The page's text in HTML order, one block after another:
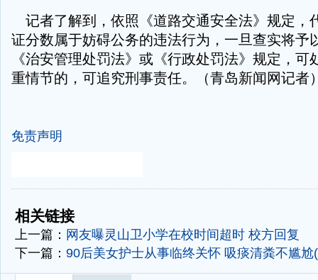
记者了解到，依照《道路交通安全法》规定，
证分数属于妨碍公务的违法行为，一旦查实将予
《治安管理处罚法》或《行政处罚法》规定，可
重情节的，可追究刑事责任。（青岛新闻网记者
免责声明
-
相关链接
上一篇： 网友曝灵山卫小学在校时间超时 校方回复
下一篇： 90后美女护士从事临终关怀 吸痰清粪不尴尬